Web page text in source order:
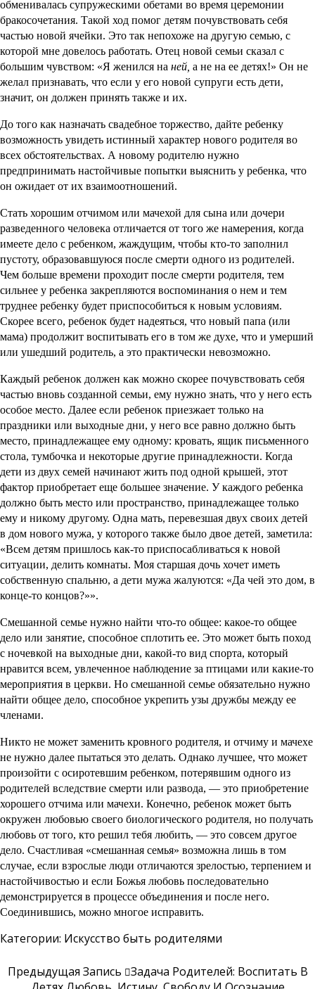
обменивалась супружескими обетами во время церемонии
бракосочетания. Такой ход помог детям почувствовать себя
частью новой ячейки. Это так непохоже на другую семью, с
которой мне довелось работать. Отец новой семьи сказал с
большим чувством: «Я женился на ней, а не на ее детях!» Он не
желал признавать, что если у его новой супруги есть дети,
значит, он должен принять также и их.
До того как назначать свадебное торжество, дайте ребенку
возможность увидеть истинный характер нового родителя во
всех обстоятельствах. А новому родителю нужно
предпринимать настойчивые попытки выяснить у ребенка, что
он ожидает от их взаимоотношений.
Стать хорошим отчимом или мачехой для сына или дочери
разведенного человека отличается от того же намерения, когда
имеете дело с ребенком, жаждущим, чтобы кто-то заполнил
пустоту, образовавшуюся после смерти одного из родителей.
Чем больше времени проходит после смерти родителя, тем
сильнее у ребенка закрепляются воспоминания о нем и тем
труднее ребенку будет приспособиться к новым условиям.
Скорее всего, ребенок будет надеяться, что новый папа (или
мама) продолжит воспитывать его в том же духе, что и умерший
или ушедший родитель, а это практически невозможно.
Каждый ребенок должен как можно скорее почувствовать себя
частью вновь созданной семьи, ему нужно знать, что у него есть
особое место. Далее если ребенок приезжает только на
праздники или выходные дни, у него все равно должно быть
место, принадлежащее ему одному: кровать, ящик письменного
стола, тумбочка и некоторые другие принадлежности. Когда
дети из двух семей начинают жить под одной крышей, этот
фактор приобретает еще большее значение. У каждого ребенка
должно быть место или пространство, принадлежащее только
ему и никому другому. Одна мать, перевезшая двух своих детей
в дом нового мужа, у которого также было двое детей, заметила:
«Всем детям пришлось как-то приспосабливаться к новой
ситуации, делить комнаты. Моя старшая дочь хочет иметь
собственную спальню, а дети мужа жалуются: «Да чей это дом, в
конце-то концов?»».
Смешанной семье нужно найти что-то общее: какое-то общее
дело или занятие, способное сплотить ее. Это может быть поход
с ночевкой на выходные дни, какой-то вид спорта, который
нравится всем, увлеченное наблюдение за птицами или какие-то
мероприятия в церкви. Но смешанной семье обязательно нужно
найти общее дело, способное укрепить узы дружбы между ее
членами.
Никто не может заменить кровного родителя, и отчиму и мачехе
не нужно далее пытаться это делать. Однако лучшее, что может
произойти с осиротевшим ребенком, потерявшим одного из
родителей вследствие смерти или развода, — это приобретение
хорошего отчима или мачехи. Конечно, ребенок может быть
окружен любовью своего биологического родителя, но получать
любовь от того, кто решил тебя любить, — это совсем другое
дело. Счастливая «смешанная семья» возможна лишь в том
случае, если взрослые люди отличаются зрелостью, терпением и
настойчивостью и если Божья любовь последовательно
демонстрируется в процессе объединения и после него.
Соединившись, можно многое исправить.
Категории: Искусство быть родителями
Предыдущая Запись
Задача Родителей: Воспитать В